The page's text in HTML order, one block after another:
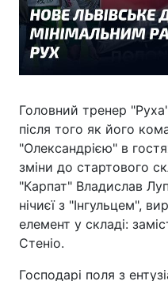
Головний тренер
після того як його
"Олександрією" в
зміни до стартового
"Карпат" Владислав
нічиєї з "Інгульцем",
елемент у складі:
Стеніо.
Господарі поля з